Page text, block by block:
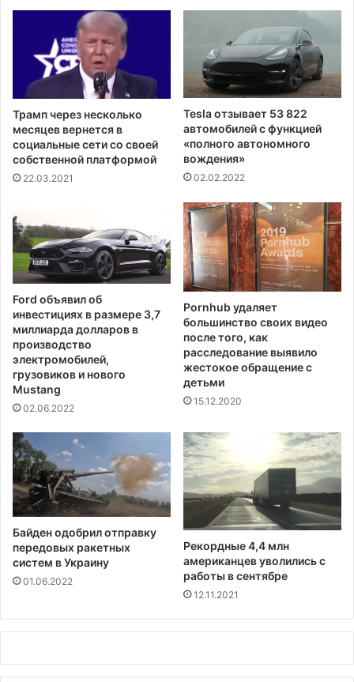
ш
т
а
т
и
с
с
и
и
п
о
б
а
б
р
т
а
х
м
с
т
г
у
б
н
а
о
Н
ь
ю
-
Й
о
к
а
Трамп через несколько
месяцев вернется в
социальные сети со своей
собственной платформой
22.03.2021
Tesla отзывает 53 822
автомобилей с функцией
«полного автономного
вождения»
02.02.2022
Ford объявил об
инвестициях в размере 3,7
миллиарда долларов в
производство
электромобилей,
грузовиков и нового
Mustang
02.06.2022
Pornhub удаляет
большинство своих видео
после того, как
расследование выявило
жестокое обращение с
детьми
15.12.2020
Байден одобрил отправку
передовых ракетных
систем в Украину
01.06.2022
Рекордные 4,4 млн
американцев уволились с
работы в сентябре
12.11.2021